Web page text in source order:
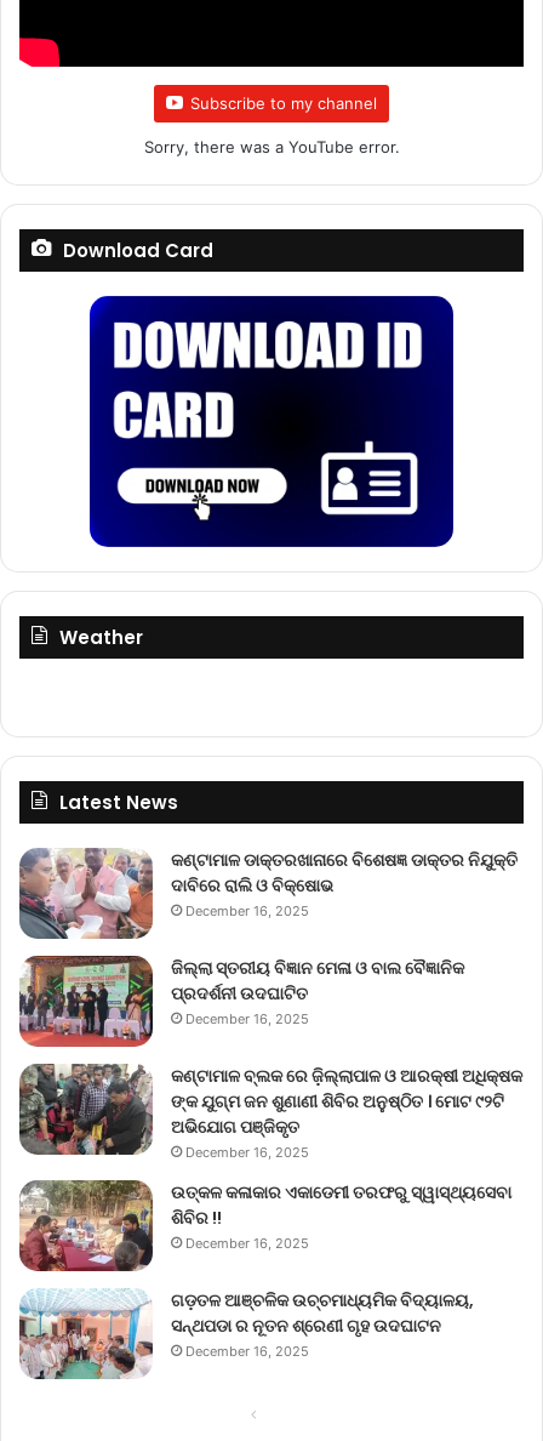
Subscribe to my channel
Sorry, there was a YouTube error.
Download Card
Weather
Latest News
କଣ୍ଟାମାଳ ଡାକ୍ତରଖାନାରେ ବିଶେଷଜ୍ଞ ଡାକ୍ତର ନିଯୁକ୍ତି
ଦାବିରେ ରାଲି ଓ ବିକ୍ଷୋଭ
December 16, 2025
ଜିଲ୍ଲା ସ୍ତରୀୟ ବିଜ୍ଞାନ ମେଳା ଓ ବାଲ ବୈଜ୍ଞାନିକ
ପ୍ରଦର୍ଶନୀ ଉଦଘାଟିତ
December 16, 2025
କଣ୍ଟାମାଳ ବ୍ଲକ ରେ ଜ଼ିଲ୍ଲାପାଳ ଓ ଆରକ୍ଷୀ ଅଧିକ୍ଷକ
ଙ୍କ ଯୁଗ୍ମ ଜନ ଶୁଣାଣୀ ଶିବିର ଅନୁଷ୍ଠିତ । ମୋଟ ୯୨ଟି
ଅଭିଯୋଗ ପଞ୍ଜିକୃତ
December 16, 2025
ଉତ୍କଳ କଳାକାର ଏକାଡେମୀ ତରଫରୁ ସ୍ୱାସ୍ଥ୍ୟସେବା
ଶିବିର !!
December 16, 2025
ଗଡ଼ତଳ ଆଞ୍ଚଳିକ ଉଚ୍ଚମାଧ୍ୟମିକ ବିଦ୍ୟାଳୟ,
ସନ୍ଥପଡା ର ନୂତନ ଶ୍ରେଣୀ ଗୃହ ଉଦଘାଟନ
December 16, 2025
Previous